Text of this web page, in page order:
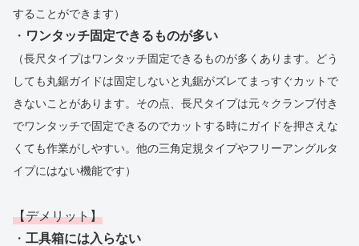
することができます）
・ ワンタッチ固定できるものが多い
（長尺タイプはワンタッチ固定できるものが多くあります。どう
しても丸鋸ガイドは固定しないと丸鋸がズレてまっすぐカットで
きないことがあります。その点、長尺タイプは元々クランプ付き
でワンタッチで固定できるのでカットする時にガイドを押さえな
くても作業がしやすい。他の三角定規タイプやフリーアングルタ
イプにはない機能です）
【デメリット】
・ 工具箱には入らない